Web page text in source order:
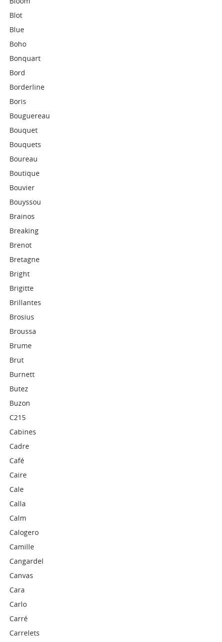
Blot
Blue
Boho
Bonquart
Bord
Borderline
Boris
Bouguereau
Bouquet
Bouquets
Boureau
Boutique
Bouvier
Bouyssou
Brainos
Breaking
Brenot
Bretagne
Bright
Brigitte
Brillantes
Brosius
Broussa
Brume
Brut
Burnett
Butez
Buzon
C215
Cabines
Cadre
Café
Caire
Cale
Calla
Calm
Calogero
Camille
Cangardel
Canvas
Cara
Carlo
Carré
Carrelets